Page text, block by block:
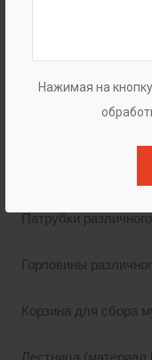
Нажимая на
Сигнализатор
для масла
Патрубки
Горловины
Корзина для сбора